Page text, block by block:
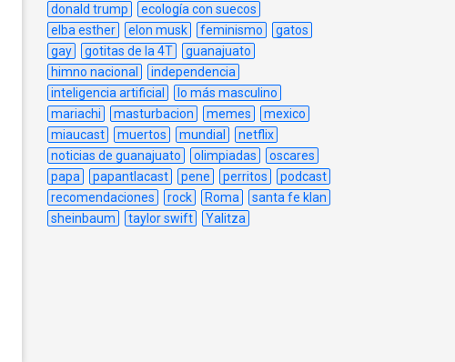
donald trump
ecología con suecos
elba esther
elon musk feminismo
gatos
gay
gotitas de la 4T
guanajuato
himno nacional
independencia
inteligencia artificial
lo más masculino
mariachi
masturbacion memes
mexico
miaucast
muertos mundial
netflix
noticias de guanajuato
olimpiadas
oscares
papa
papantlacast pene perritos
podcast
recomendaciones
rock Roma
santa fe klan
sheinbaum
taylor swift Yalitza